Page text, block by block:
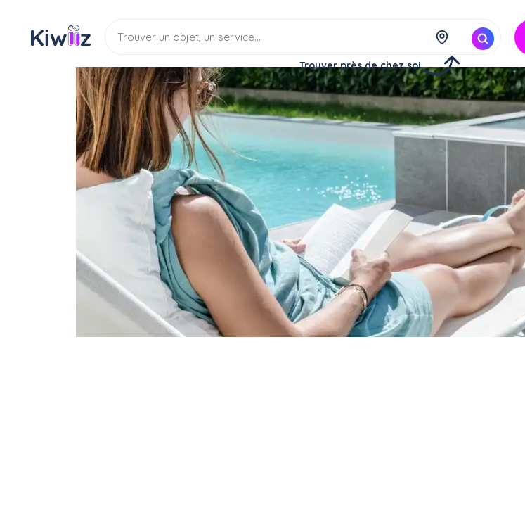
Trouver près de chez soi
Location Salle Piscine privée
Une piscine
Location Piscine